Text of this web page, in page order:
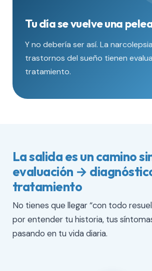
Tu día se vuelve una
Y no debería ser así. La
trastornos del sueño tienen
tratamiento.
La salida es un camino
evaluación →
tratamiento
No tienes que llegar “con todo
por entender tu historia, tus
pasando en tu vida diaria.